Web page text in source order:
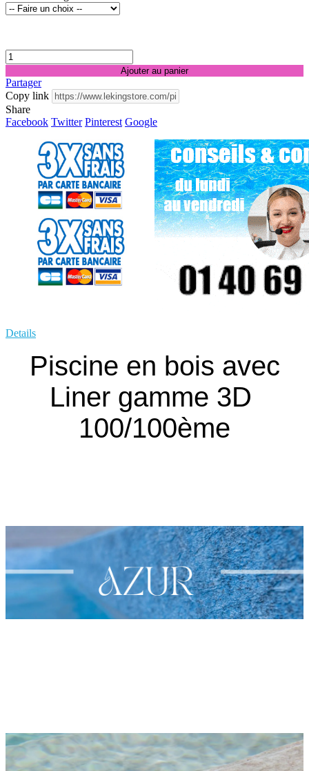
Ajouter au panier
Partager
Copy link
Share
Facebook Twitter Pinterest Google
Details
Piscine en bois avec
Liner gamme 3D
100/100ème